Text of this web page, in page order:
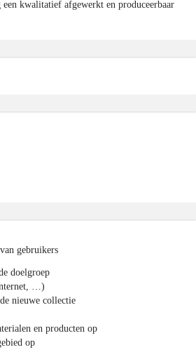
kwalitatief afgewerkt en produceerbaar
gebruikers
doelgroep
…)
nieuwe collectie
en producten op
op